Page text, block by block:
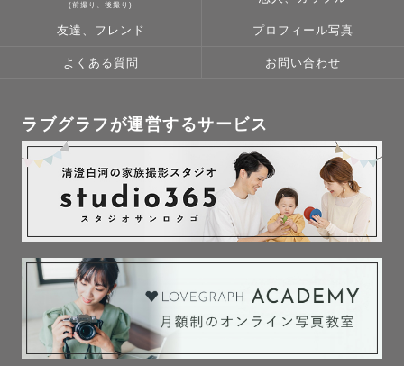
(前撮り、後撮り)
友達、フレンド プロフィール写真
よくある質問 お問い合わせ
ラブグラフが運営するサービス